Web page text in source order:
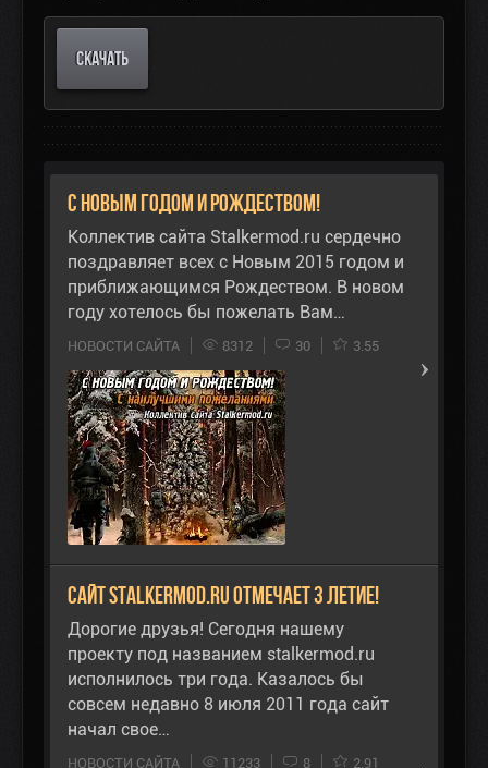
СКАЧАТЬ
С Новым годом и Рождеством!
Коллектив сайта Stalkermod.ru сердечно
поздравляет всех с Новым 2015 годом и
приближающимся Рождеством. В новом
году хотелось бы пожелать Вам…
НОВОСТИ САЙТА 8312 30 3.55
Сайт stalkermod.ru отмечает 3 летие!
Дорогие друзья! Сегодня нашему
проекту под названием stalkermod.ru
исполнилось три года. Казалось бы
совсем недавно 8 июля 2011 года сайт
начал свое…
НОВОСТИ САЙТА 11233 8 2.91